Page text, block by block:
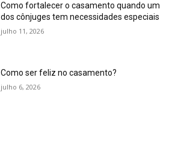
Como fortalecer o casamento quando um
dos cônjuges tem necessidades especiais
julho 11, 2026
Como ser feliz no casamento?
julho 6, 2026